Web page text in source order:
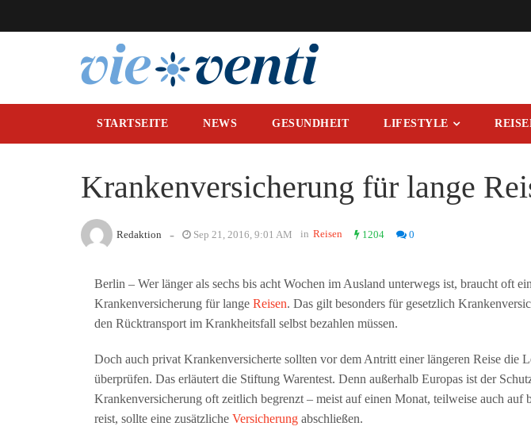
STARTSEITE NEWS GESUNDHEIT LIFESTYLE
Krankenversicherung für lange
Redaktion - Sep 21, 2016, 9:01 AM in Reisen 1204 0
Berlin – Wer länger als sechs bis acht Wochen im Ausland unterwegs ist, braucht oft
Krankenversicherung für lange Reisen. Das gilt besonders für gesetzlich
den Rücktransport im Krankheitsfall selbst bezahlen müssen.
Doch auch privat Krankenversicherte sollten vor dem Antritt einer längeren Reise die
überprüfen. Das erläutert die Stiftung Warentest. Denn außerhalb Europas ist der
Krankenversicherung oft zeitlich begrenzt – meist auf einen Monat, teilweise auch auf
reist, sollte eine zusätzliche Versicherungabschließen.